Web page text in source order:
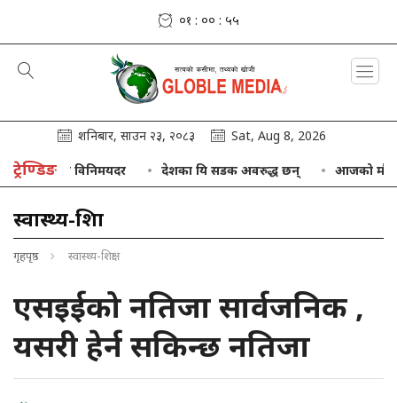
०१ : ०० : ५६
शनिबार, साउन २३, २०८३ Sat, Aug 8, 2026
ट्रेण्डिङविनिमयदर देशका यि सडक अवरुद्ध छन् आजको मौसम :
स्वास्थ्य-शिक्षा
गृहपृष्ठ स्वास्थ्य-शिक्षा
एसइईको नतिजा सार्वजनिक ,
यसरी हेर्न सकिन्छ नतिजा